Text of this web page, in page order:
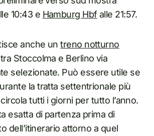
10:43 e Hamburg Hbfalle 21:57.
anche untreno notturno
Stoccolma e Berlino via
selezionate. Può essere utile se
la tratta settentrionale più
tutti i giorni per tutto l’anno.
esatta di partenza prima di
dell’itinerario attorno a quel